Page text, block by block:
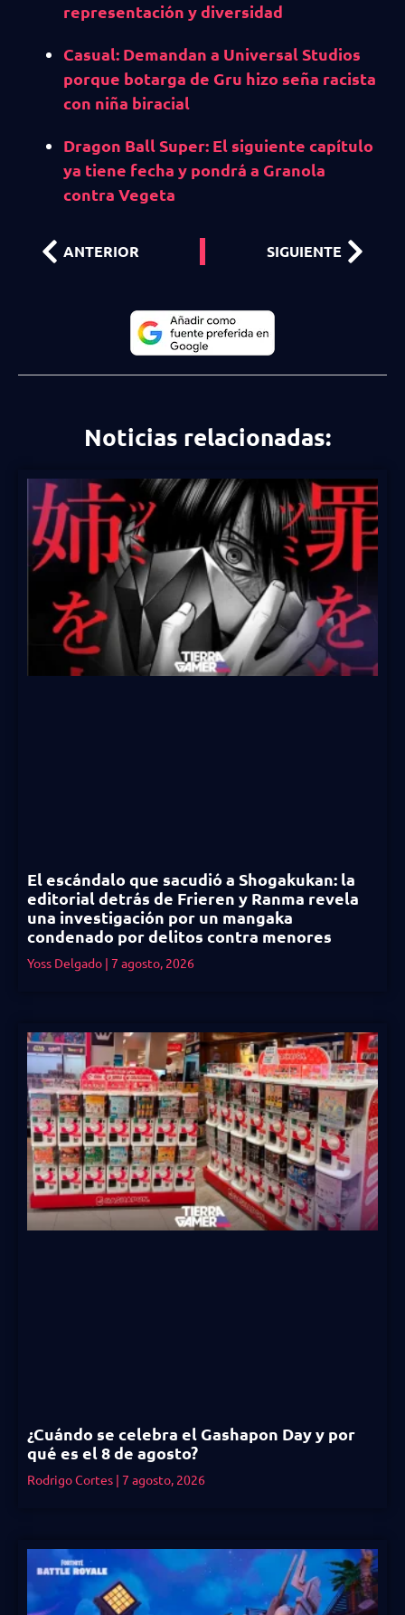
representación y diversidad
Casual: Demandan a Universal Studios
porque botarga de Gru hizo seña racista
con niña biracial
Dragon Ball Super: El siguiente capítulo
ya tiene fecha y pondrá a Granola
contra Vegeta
ANTERIOR SIGUIENTE
Noticias relacionadas:
El escándalo que sacudió a Shogakukan: la
editorial detrás de Frieren y Ranma revela
una investigación por un mangaka
condenado por delitos contra menores
Yoss Delgado 7 agosto, 2026
¿Cuándo se celebra el Gashapon Day y por
qué es el 8 de agosto?
Rodrigo Cortes 7 agosto, 2026